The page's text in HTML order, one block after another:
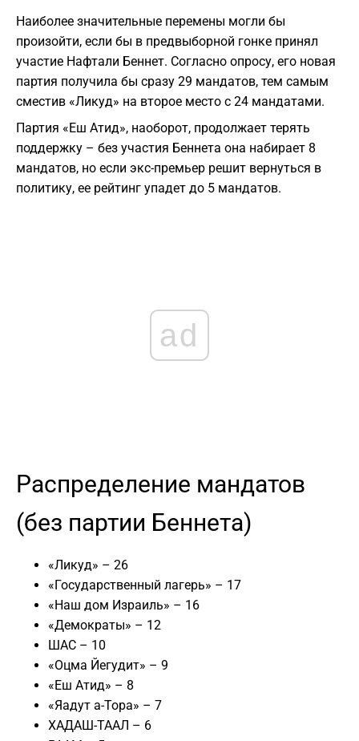
Наиболее значительные перемены могли бы
произойти, если бы в предвыборной гонке принял
участие Нафтали Беннет. Согласно опросу, его новая
партия получила бы сразу 29 мандатов, тем самым
сместив «Ликуд» на второе место с 24 мандатами.
Партия «Еш Атид», наоборот, продолжает терять
поддержку – без участия Беннета она набирает 8
мандатов, но если экс-премьер решит вернуться в
политику, ее рейтинг упадет до 5 мандатов.
ad
Распределение мандатов
(без партии Беннета)
«Ликуд» – 26
«Государственный лагерь» – 17
«Наш дом Израиль» – 16
«Демократы» – 12
ШАС – 10
«Оцма Йегудит» – 9
«Еш Атид» – 8
«Яадут а-Тора» – 7
ХАДАШ-ТААЛ – 6